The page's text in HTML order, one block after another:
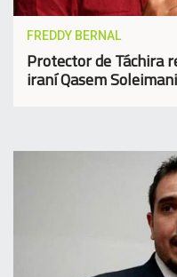
FREDDY BERNAL
Protector de Táchira
iraní Qasem Soleimani